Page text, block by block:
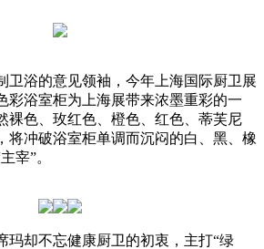
卫浴的意见领袖，今年上海国际厨卫展
彩浴室柜为上海展带来浓墨重彩的一
裸色、玫红色、橙色、红色、蒂芙尼
将冲破浴室柜单调而沉闷的白、黑、橡
宰”。
玛却不忘健康厨卫的初衷，主打“绿